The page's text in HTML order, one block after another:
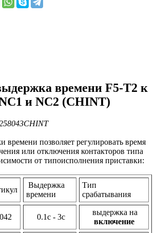
времени F5-T2 к
и NC2 (CHINT)
времени позволяет регулировать время
или отключения контакторов типа
от типоисполнения приставки:
Выдержка
времени
Тип
срабатывания
0.1c - 3c
выдержка на
включение